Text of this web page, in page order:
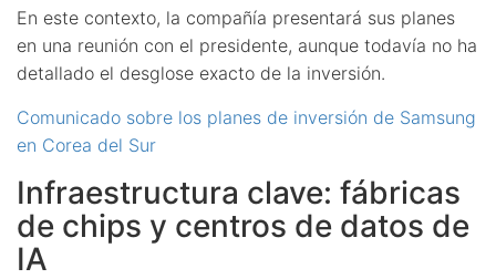
En este contexto, la compañía presentará sus planes
en una reunión con el presidente, aunque todavía no ha
detallado el desglose exacto de la inversión.
Comunicado sobre los planes de inversión de Samsung
en Corea del Sur
Infraestructura clave: fábricas
de chips y centros de datos de
IA